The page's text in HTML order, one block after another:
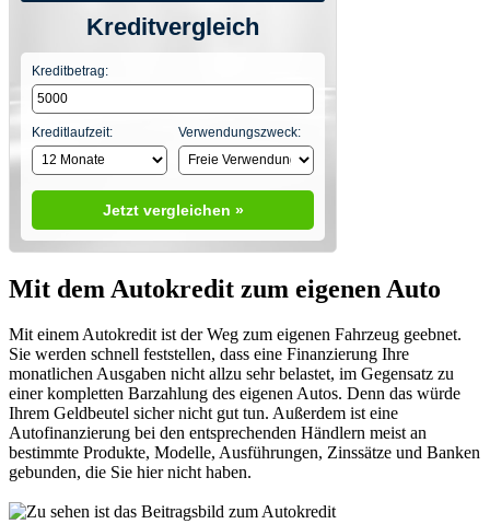
Kreditvergleich
Kreditbetrag:
Kreditlaufzeit: Verwendungszweck:
Jetzt vergleichen »
Mit dem Autokredit zum eigenen Auto
Mit einem Autokredit ist der Weg zum eigenen Fahrzeug geebnet.
Sie werden schnell feststellen, dass eine Finanzierung Ihre
monatlichen Ausgaben nicht allzu sehr belastet, im Gegensatz zu
einer kompletten Barzahlung des eigenen Autos. Denn das würde
Ihrem Geldbeutel sicher nicht gut tun. Außerdem ist eine
Autofinanzierung bei den entsprechenden Händlern meist an
bestimmte Produkte, Modelle, Ausführungen, Zinssätze und Banken
gebunden, die Sie hier nicht haben.